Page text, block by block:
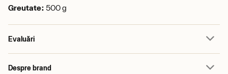
Greutate: 500 g
Evaluări
Despre brand